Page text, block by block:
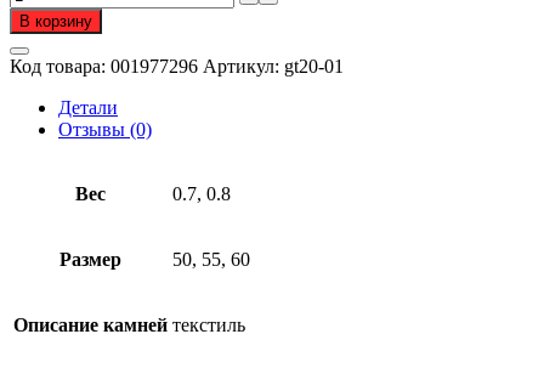
товара
Шнурок
из
серебра
пробы
В корзину
Код товара: 001977296 Артикул: gt20-01
Детали
Отзывы (0)
Вес 0.7, 0.8
Размер 50, 55, 60
Описание камней текстиль